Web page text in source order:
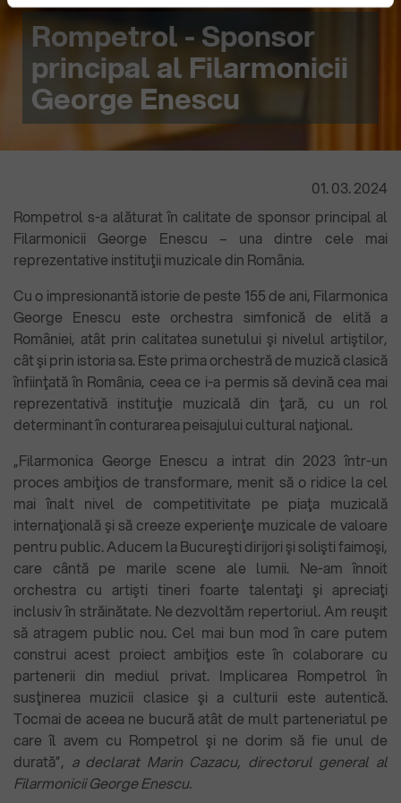
înPolitica de confidențialitateșiPolitica de cookies.
Rompetrol - Sponsor
principal al Filarmonicii
George Enescu
01. 03. 2024
Rompetrol s-a alăturat în calitate de sponsor principal al
Filarmonicii George Enescu – una dintre cele mai
reprezentative instituţii muzicale din România.
Cu o impresionantă istorie de peste 155 de ani, Filarmonica
George Enescu este orchestra simfonică de elită a
României, atât prin calitatea sunetului şi nivelul artiştilor,
cât şi prin istoria sa. Este prima orchestră de muzică clasică
înfiinţată în România, ceea ce i-a permis să devină cea mai
reprezentativă instituţie muzicală din ţară, cu un rol
determinant în conturarea peisajului cultural naţional.
„Filarmonica George Enescu a intrat din 2023 într-un
proces ambiţios de transformare, menit să o ridice la cel
mai înalt nivel de competitivitate pe piaţa muzicală
internaţională şi să creeze experienţe muzicale de valoare
pentru public. Aducem la Bucureşti dirijori şi solişti faimoşi,
care cântă pe marile scene ale lumii. Ne-am înnoit
orchestra cu artişti tineri foarte talentaţi şi apreciaţi
inclusiv în străinătate. Ne dezvoltăm repertoriul. Am reuşit
să atragem public nou. Cel mai bun mod în care putem
construi acest proiect ambiţios este în colaborare cu
partenerii din mediul privat. Implicarea Rompetrol în
susţinerea muzicii clasice şi a culturii este autentică.
Tocmai de aceea ne bucură atât de mult parteneriatul pe
care îl avem cu Rompetrol şi ne dorim să fie unul de
durată”, a declarat Marin Cazacu, directorul general al
Filarmonicii George Enescu.